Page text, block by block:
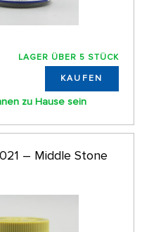
LAGER ÜBER 5 STÜCK
KAUFEN
zu Hause sein
– Middle Stone